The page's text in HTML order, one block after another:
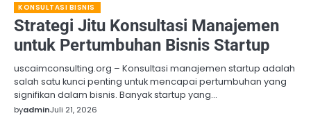
KONSULTASI BISNIS
Strategi Jitu Konsultasi Manajemen
untuk Pertumbuhan Bisnis Startup
uscaimconsulting.org – Konsultasi manajemen startup adalah
salah satu kunci penting untuk mencapai pertumbuhan yang
signifikan dalam bisnis. Banyak startup yang…
byadminJuli 21, 2026